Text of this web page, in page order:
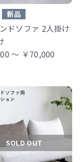
新品
ドソファ 2人掛け
～ ￥70,000
SOLD OUT